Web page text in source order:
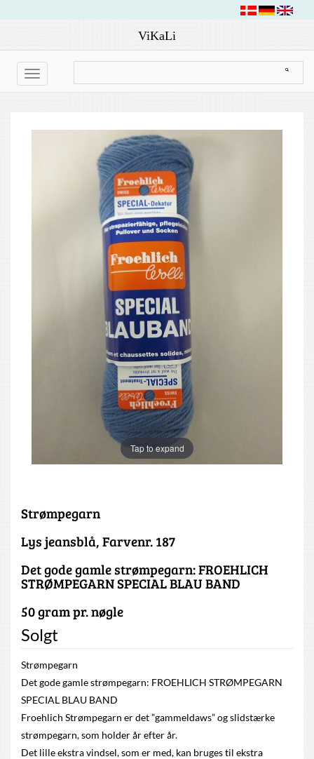
ViKaLi
Toggle
navigation
Tap to expand
Strømpegarn
Lys jeansblå, Farvenr. 187
Det gode gamle strømpegarn: FROEHLICH
STRØMPEGARN SPECIAL BLAU BAND
50 gram pr. nøgle
Solgt
Strømpegarn
Det gode gamle strømpegarn: FROEHLICH STRØMPEGARN
SPECIAL BLAU BAND
Froehlich Strømpegarn er det ”gammeldaws” og slidstærke
strømpegarn, som holder år efter år.
Det lille ekstra vindsel, som er med, kan bruges til ekstra